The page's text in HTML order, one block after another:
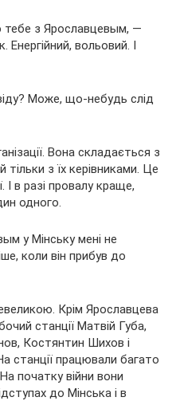
з Ярославцевым, —
Енергійний, вольовий. І
Може, що-небудь слід
Вона складається з
тільки з їх керівниками. Це
І в разі провалу краще,
одного.
у Мінську мені не
коли він прибув до
Крім Ярославцева
станції Матвій Губа,
Костянтин Шихов і
станції працювали багато
початку війни вони
до Мінська і в